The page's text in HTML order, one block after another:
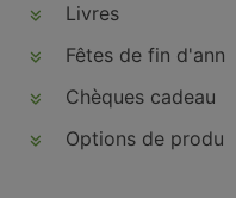
Livres
Fêtes de fin d'année
Chèques cadeau
Options de produits